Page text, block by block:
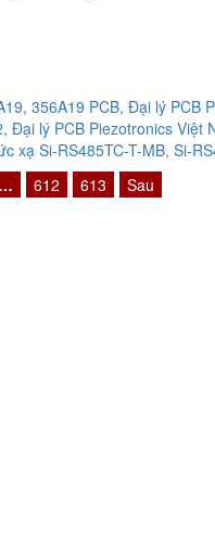
356A19 PCB, Đại lý PCB
lý PCB Piezotronics Việt
xạ Si-RS485TC-T-MB, Si-
… 612 613 Sau